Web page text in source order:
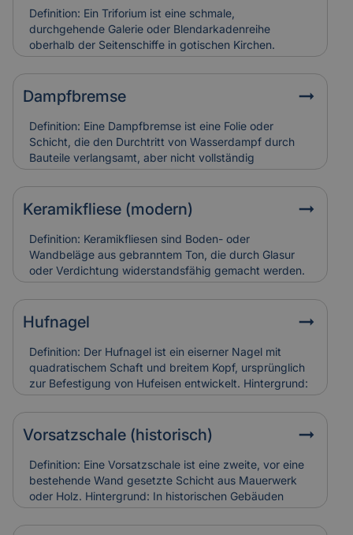
eingesetzt.Relevanz für Versicherung:
Brennwertkessel senken Betriebskosten, erfordern
aber eine regelmäßige Wartung. Schäden durch
Kondensat oder Abgasfehler werden in der
Gebäudeversicherung individuell bewertet.
Definition: Ein Triforium ist eine schmale,
durchgehende Galerie oder Blendarkadenreihe
oberhalb der Seitenschiffe in gotischen Kirchen.
Hintergrund: Es dient vor allem der Gliederung der
Innenwand und trägt zur Lichtführung und optischen
Tiefe des Raumes bei. Relevanz für Versicherung:
Schäden an Triforien sind häufig schwer zugänglich
und teuer in der Restaurierung. Versicherungen
bewerten sie entsprechend ihres künstlerischen und
baulichen Werts.
Dampfbremse
Definition: Eine Dampfbremse ist eine Folie oder
Schicht, die den Durchtritt von Wasserdampf durch
Bauteile verlangsamt, aber nicht vollständig
verhindert.Hintergrund: Sie wird vor allem in Dach-
und Wandkonstruktionen eingesetzt, um
Feuchtigkeitsansammlungen in der Dämmung zu
vermeiden. So bleibt die Bausubstanz trocken und
schimmelresistent.Relevanz für Versicherung: Falsch
verlegte Dampfbremsen können Feuchtigkeitsschäden
verursachen. Versicherungen berücksichtigen sie bei
der Schadensanalyse und Bewertung der
Bauausführung.
Keramikfliese (modern)
Definition: Keramikfliesen sind Boden- oder
Wandbeläge aus gebranntem Ton, die durch Glasur
oder Verdichtung widerstandsfähig gemacht werden.
Hintergrund: Moderne Varianten sind besonders
langlebig, pflegeleicht und in vielen Designs erhältlich.
Sie werden häufig zur Sanierung älterer Gebäude
eingesetzt, um historische Räume zeitgemäß nutzbar
zu machen. Relevanz für Versicherung: Keramikfliesen
gelten als robust, können aber bei
Leitungswasserschäden hohe Reparaturkosten
verursachen, wenn sie vollständig ersetzt werden
müssen.
Hufnagel
Definition: Der Hufnagel ist ein eiserner Nagel mit
quadratischem Schaft und breitem Kopf, ursprünglich
zur Befestigung von Hufeisen entwickelt. Hintergrund:
In historischen Gebäuden fand er auch als
Befestigungselement in Holzbau oder Dachdeckung
Verwendung. Alte Hufnägel sind oft handgeschmiedet
und zeugen von traditioneller Bauweise. Relevanz für
Versicherung: Korrodierte Hufnägel können
Holzschäden verursachen. Bei Restaurierungen
werden sie häufig ersetzt, was in die
Versicherungskalkulation denkmalgerechter
Sanierungen einfließt.
Vorsatzschale (historisch)
Definition: Eine Vorsatzschale ist eine zweite, vor eine
bestehende Wand gesetzte Schicht aus Mauerwerk
oder Holz. Hintergrund: In historischen Gebäuden
diente sie oft dem Witterungsschutz oder der
optischen Aufwertung einer Fassade. Heute wird sie